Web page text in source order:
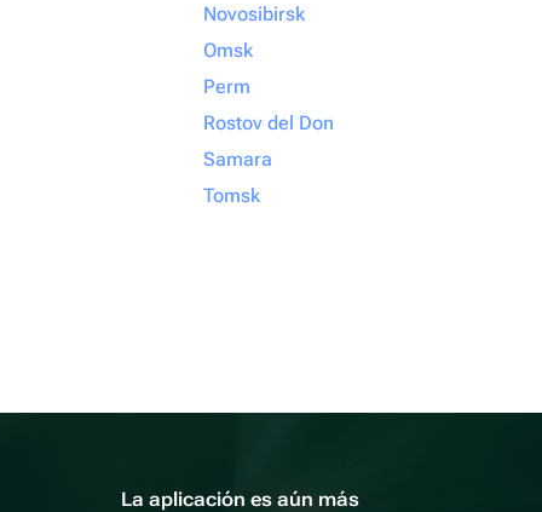
Novosibirsk
Omsk
Perm
Rostov del Don
Samara
Tomsk
La aplicación es aún más